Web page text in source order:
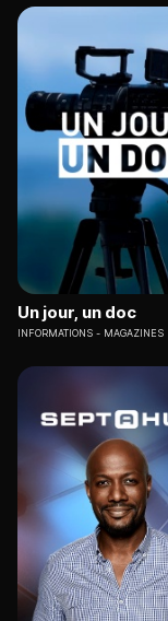
Un jour, un doc
INFORMATIONS MAGAZINES